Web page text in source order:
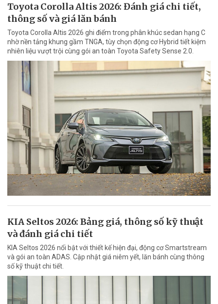
Toyota Corolla Altis 2026: Đánh giá chi tiết,
thông số và giá lăn bánh
Toyota Corolla Altis 2026 ghi điểm trong phân khúc sedan hạng C
nhờ nền tảng khung gầm TNGA, tùy chọn động cơ Hybrid tiết kiệm
nhiên liệu vượt trội cùng gói an toàn Toyota Safety Sense 2.0.
KIA Seltos 2026: Bảng giá, thông số kỹ thuật
và đánh giá chi tiết
KIA Seltos 2026 nổi bật với thiết kế hiện đại, động cơ Smartstream
và gói an toàn ADAS. Cập nhật giá niêm yết, lăn bánh cùng thông
số kỹ thuật chi tiết.